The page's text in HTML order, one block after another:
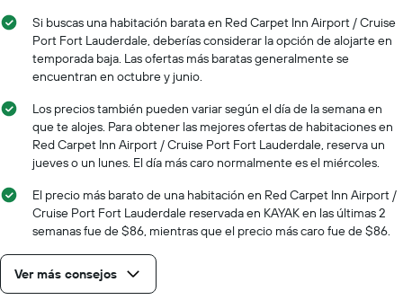
una
habitación
El
gráfico
muestra
eje
que
indica
los
días
de
semana.
El
gráfico
muestra
1
Si buscas una habitación barata en Red Carpet Inn Airport / Cruise
Port Fort Lauderdale, deberías considerar la opción de alojarte en
temporada baja. Las ofertas más baratas generalmente se
encuentran en octubre y junio.
Los precios también pueden variar según el día de la semana en
que te alojes. Para obtener las mejores ofertas de habitaciones en
Red Carpet Inn Airport / Cruise Port Fort Lauderdale, reserva un
jueves o un lunes. El día más caro normalmente es el miércoles.
El precio más barato de una habitación en Red Carpet Inn Airport /
Cruise Port Fort Lauderdale reservada en KAYAK en las últimas 2
semanas fue de $86, mientras que el precio más caro fue de $86.
Ver más consejos